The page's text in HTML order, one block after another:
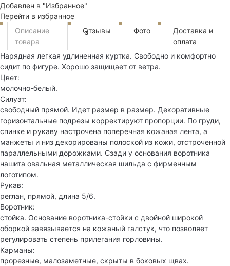
Добавлен в "Избранное"
Перейти в избранное
Описание
товара
Отзывы
3 Фото
Доставка и
оплата
Нарядная легкая удлиненная куртка. Свободно и комфортно
сидит по фигуре. Хорошо защищает от ветра.
Цвет:
молочно-белый.
Силуэт:
свободный прямой. Идет размер в размер. Декоративные
горизонтальные подрезы корректируют пропорции. По груди,
спинке и рукаву настрочена поперечная кожаная лента, а
манжеты и низ декорированы полоской из кожи, отстроченной
параллельными дорожками. Сзади у основания воротника
нашита овальная металлическая шильда с фирменным
логотипом.
Рукав:
реглан, прямой, длина 5/6.
Воротник:
стойка. Основание воротника-стойки с двойной широкой
оборкой завязывается на кожаный галстук, что позволяет
регулировать степень прилегания горловины.
Карманы:
прорезные, малозаметные, скрыты в боковых щвах.